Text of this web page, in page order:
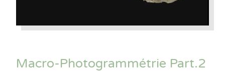
Macro-Photogrammétrie Part.2